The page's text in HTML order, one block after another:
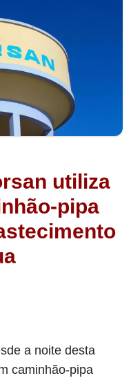
utiliza
pipa
a noite desta
caminhão-pipa